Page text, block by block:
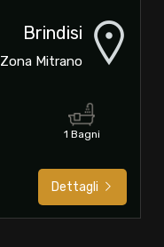
Brindisi
Zona Mitrano
1 Bagni
Dettagli